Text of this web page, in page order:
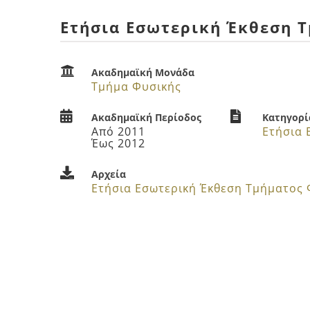
Ετήσια Εσωτερική Έκθεση
Ακαδημαϊκή Μονάδα
Τμήμα Φυσικής
Ακαδημαϊκή Περίοδος
Από 2011
Έως 2012
Αρχεία
Ετήσια Εσωτερική Έκθεση Τμήματος